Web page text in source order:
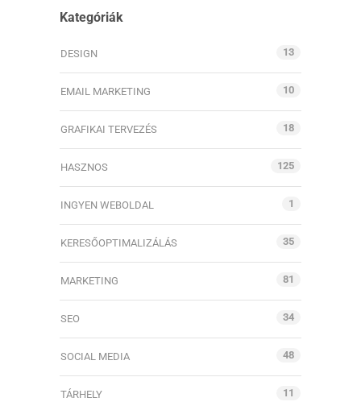
Kategóriák
DESIGN 13
EMAIL MARKETING 10
GRAFIKAI TERVEZÉS 18
HASZNOS 125
INGYEN WEBOLDAL 1
KERESŐOPTIMALIZÁLÁS 35
MARKETING 81
SEO 34
SOCIAL MEDIA 48
TÁRHELY 11